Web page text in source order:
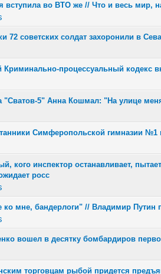
вступила во ВТО же // Что и весь мир,
72 советских солдат захоронили в
Криминально-процессуальный кодекс
"Сватов-5" Анна Кошмал: "На улице
Симферопольской гимназии №1
кого инспектор останавливает,
росс
ко мне, бандерлоги" // Владимир Путин
вошел в десятку бомбардиров
торговцам рыбой придется